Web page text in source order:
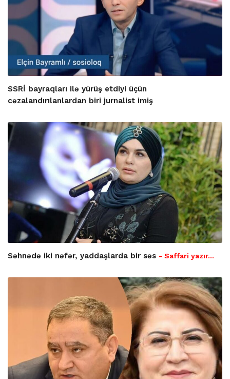
SSRİ bayraqları ilə yürüş etdiyi üçün
cəzalandırılanlardan biri jurnalist imiş
Səhnədə iki nəfər, yaddaşlarda bir səs - Saffari yazır…